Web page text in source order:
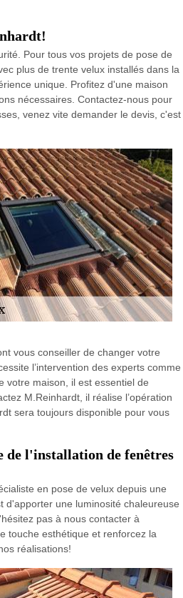
Pour tous vos projets de pose de
plus de trente velux installés dans la
unique. Profitez d'une maison
nécessaires. Contactez-nous pour
venez vite demander le devis, c'est
vous conseiller de changer votre
l’intervention des experts comme
votre maison, il est essentiel de
M.Reinhardt, il réalise l’opération
sera toujours disponible pour vous
de l'installation de fenêtres
en pose de velux depuis une
d'apporter une luminosité chaleureuse
pas à nous contacter à
touche esthétique et renforcez la
réalisations!